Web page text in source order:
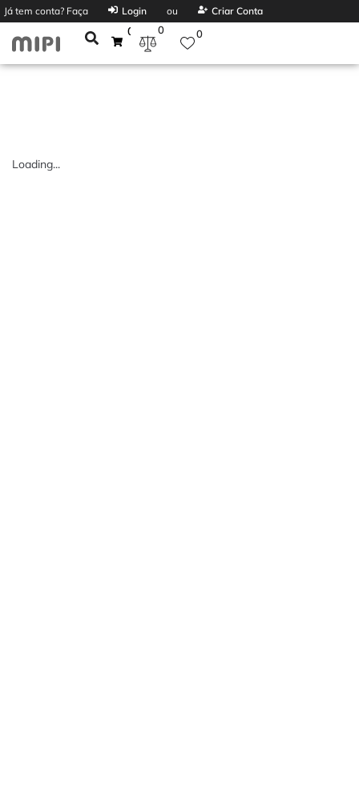
Já tem conta? Faça Login ou Criar Conta
0 0 0
Loading...